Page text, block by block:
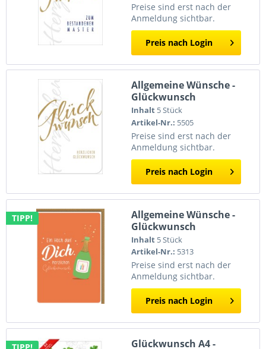
Preise sind erst nach der
Anmeldung sichtbar.
Preis nach Login
Allgemeine Wünsche -
Glückwunsch
Inhalt 5 Stück
Artikel-Nr.: 5505
Preise sind erst nach der
Anmeldung sichtbar.
Preis nach Login
TIPP!
Allgemeine Wünsche -
Glückwunsch
Inhalt 5 Stück
Artikel-Nr.: 5313
Preise sind erst nach der
Anmeldung sichtbar.
Preis nach Login
Glückwunsch A4 -